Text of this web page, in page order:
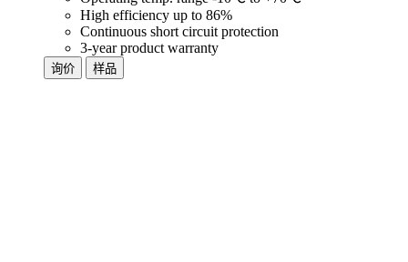
High efficiency up to 86%
Continuous short circuit protection
3-year product warranty
询价 样品